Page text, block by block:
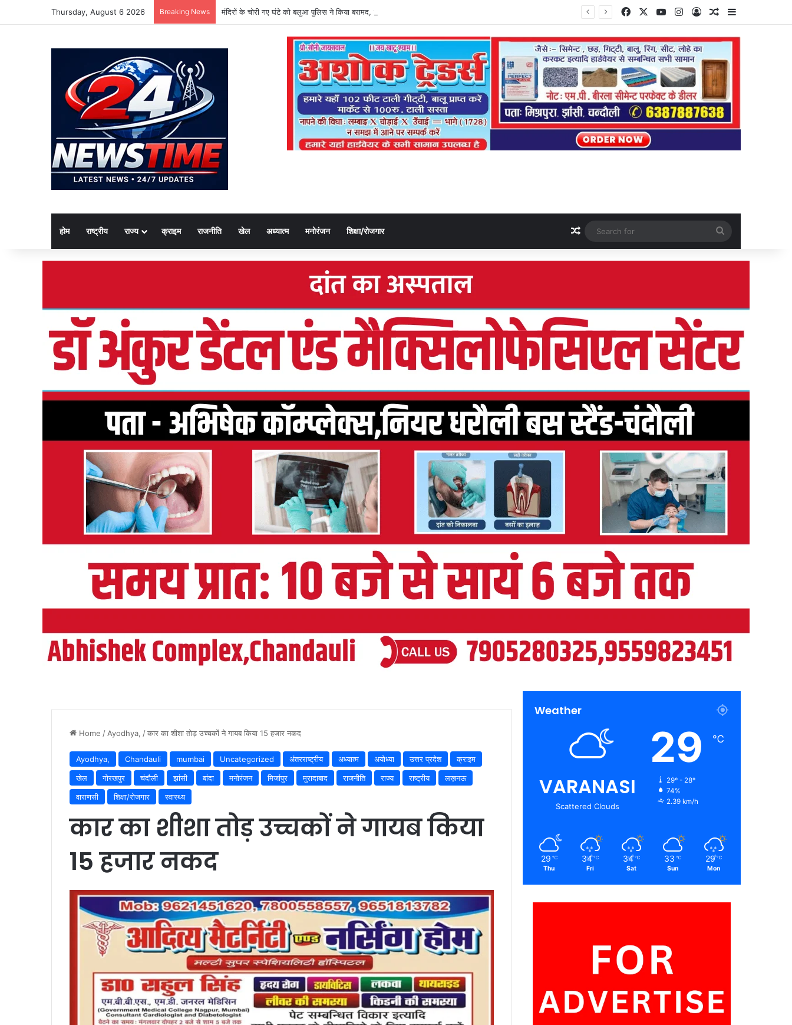
Thursday, August 6 2026 Breaking News मंदिरों के चोरी गए घंटे को बलुआ पुलिस ने किया बरामद, चोर गिरफ्तार FacebookYouTubeInstagram
Log InRandom Article
Sidebar
होम राष्ट्रीय राज्य क्राइम राजनीति खेल अध्यात्म मनोरंजन शिक्षा/रोजगार Random Article
for
Home / Ayodhya, /कार का शीशा तोड़ उच्चकों ने गायब किया 15 हजार नकद
Ayodhya, Chandauli mumbai Uncategorized अंतरराष्ट्रीय अध्यात्म अयोध्या उत्तर प्रदेश
क्राइम
खेल
गोरखपुर चंदौली झांसी बांदा मनोरंजन मिर्जापुर मुरादाबाद राजनीति राज्य राष्ट्रीय
लख़नऊ
वाराणसी
शिक्षा/रोजगार स्वास्थ्य
कार का शीशा तोड़ उच्चकों ने गायब किया
15 हजार नकद
Weather
VARANASI
Scattered Clouds
29 ℃
29º - 28º
74%
2.39 km/h
29 ℃
Thu
34 ℃
Fri
34 ℃
Sat
33 ℃
Sun
29 ℃
Mon